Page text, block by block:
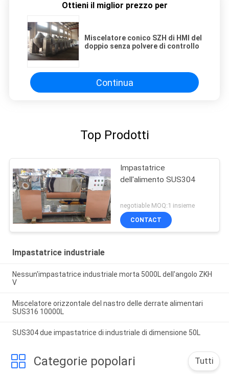
Ottieni il miglior prezzo per
Miscelatore conico SZH di HMI del
doppio senza polvere di controllo
Continua
Top Prodotti
Impastatrice
dell'alimento SUS304
negotiable MOQ:1 insieme
CONTACT
Impastatrice industriale
Nessun'impastatrice industriale morta 5000L dell'angolo ZKH
V
Miscelatore orizzontale del nastro delle derrate alimentari
SUS316 10000L
SUS304 due impastatrice di industriale di dimensione 50L
Categorie popolari Tutti